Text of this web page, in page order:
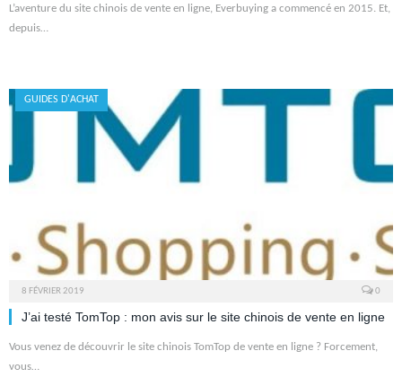
L’aventure du site chinois de vente en ligne, Everbuying a commencé en 2015. Et,
depuis…
GUIDES D'ACHAT
8 FÉVRIER 2019 0
J’ai testé TomTop : mon avis sur le site chinois de vente en ligne
Vous venez de découvrir le site chinois TomTop de vente en ligne ? Forcement,
vous…